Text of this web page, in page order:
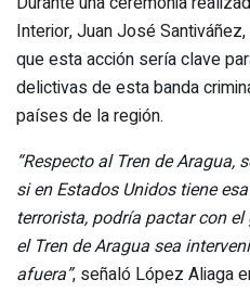
Interior, Juan José
que esta acción sería clave
delictivas de esta banda
países de la región.
“Respecto al Tren de Aragua,
si en Estados Unidos tiene
terrorista, podría pactar con
el Tren de Aragua sea
afuera”, señaló López Aliaga